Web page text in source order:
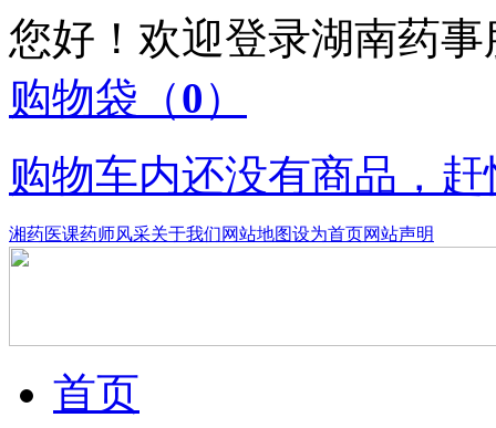
您好！欢迎登录湖南药
购物袋 （0）
购物车内还没有商品，
湘药医课药师风采关于我们网站地图设为首页网站声明
首页